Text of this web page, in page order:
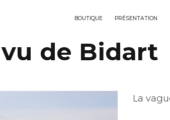
BOUTIQUE PRÉSENTATION
de Bidart
La